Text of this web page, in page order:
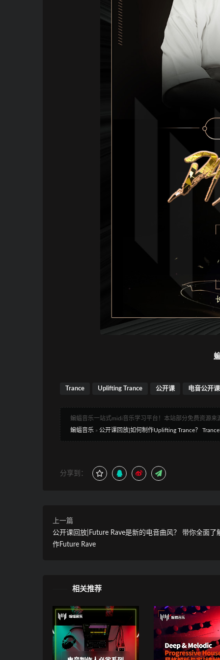
Trance Uplifting Trance 公开课 电音公开课
蝙蝠音乐一站式midi音乐学习平台！本站部分免费资源
蝙蝠音乐 » 公开课回放|如何制作Uplifting Trance？
分享到：
上一篇
公开课回放|Future Rave是新的电音曲风？ 带你全面了
作Future Rave
相关推荐